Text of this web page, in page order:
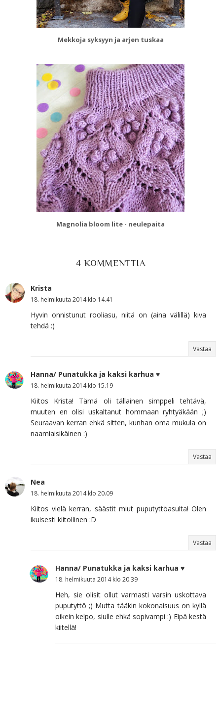
Mekkoja syksyyn ja arjen tuskaa
Magnolia bloom lite - neulepaita
4 KOMMENTTIA
Krista
18. helmikuuta 2014 klo 14.41
Hyvin onnistunut rooliasu, niitä on (aina välillä) kiva
tehdä :)
Vastaa
Hanna/ Punatukka ja kaksi karhua ♥
18. helmikuuta 2014 klo 15.19
Kiitos Krista! Tämä oli tällainen simppeli tehtävä,
muuten en olisi uskaltanut hommaan ryhtyäkään ;)
Seuraavan kerran ehkä sitten, kunhan oma mukula on
naamiaisikäinen :)
Vastaa
Nea
18. helmikuuta 2014 klo 20.09
Kiitos vielä kerran, säästit miut puputyttöasulta! Olen
ikuisesti kiitollinen :D
Vastaa
Hanna/ Punatukka ja kaksi karhua ♥
18. helmikuuta 2014 klo 20.39
Heh, sie olisit ollut varmasti varsin uskottava
puputyttö ;) Mutta tääkin kokonaisuus on kyllä
oikein kelpo, siulle ehkä sopivampi :) Eipä kestä
kiitellä!